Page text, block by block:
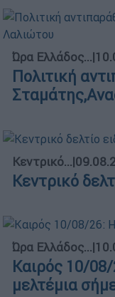
Ώρα Ελλάδος...|
Πολιτική
Κεντρικό...|
Κεντρικό
Ώρα Ελλάδος...|
Καιρός 10/
μελτέμια